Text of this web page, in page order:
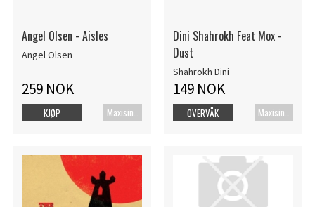
Angel Olsen - Aisles
Angel Olsen
259 NOK
Maxisingel
KJØP
Dini Shahrokh Feat Mox -
Dust
Shahrokh Dini
149 NOK
Maxisingel
OVERVÅK